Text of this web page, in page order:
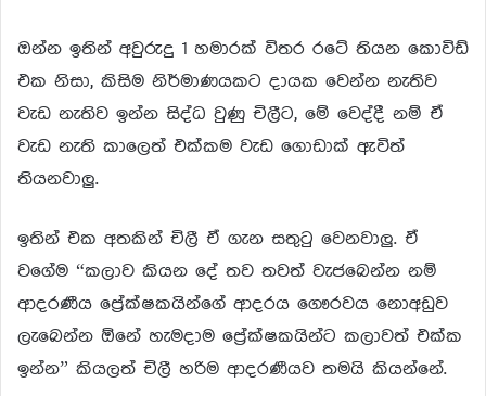
ඔන්න ඉතින් අවුරුදු 1 හමාරක් විතර රටේ තියන කොවිඩ්
එක නිසා, කිසිම නිර්මාණයකට දායක වෙන්න නැතිව
වැඩ නැතිව ඉන්න සිද්ධ වුණු චිලීට, මේ වෙද්දී නම් ඒ
වැඩ නැති කාලෙත් එක්කම වැඩ ගොඩාක් ඇවිත්
තියනවාලු.
ඉතින් එක අතකින් චිලී ඒ ගැන සතුටු වෙනවාලු. ඒ
වගේම “කලාව කියන දේ තව තවත් වැජබෙන්න නම්
ආදරණීය ප්‍රේක්ෂකයින්ගේ ආදරය ගෞරවය නොඅඩුව
ලැබෙන්න ඕනේ හැමදාම ප්‍රේක්ෂකයින්ට කලාවත් එක්ක
ඉන්න” කියලත් චිලී හරිම ආදරණීයව තමයි කියන්නේ.